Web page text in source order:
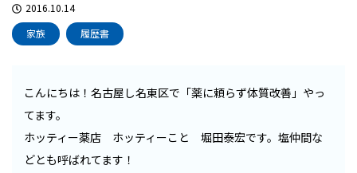
2016.10.14
家族
履歴書
こんにちは！名古屋し名東区で「薬に頼らず体質改善」やっ
てます。
ホッティー薬店 ホッティーこと 堀田泰宏です。塩仲間な
どとも呼ばれてます！